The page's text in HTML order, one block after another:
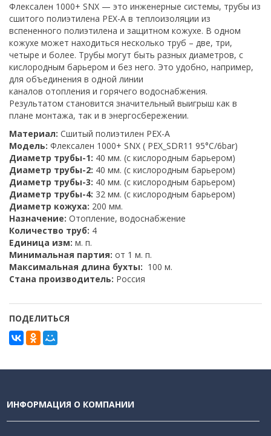
Флексален 1000+ SNX — это инженерные системы, трубы из
сшитого полиэтилена PEX-A в теплоизоляции из
вспененного полиэтилена и защитном кожухе. В одном
кожухе может находиться несколько труб – две, три,
четыре и более. Трубы могут быть разных диаметров, с
кислородным барьером и без него. Это удобно, например,
для объединения в одной линии
каналов отопления и горячего водоснабжения.
Результатом становится значительный выигрыш как в
плане монтажа, так и в энергосбережении.
Материал: Сшитый полиэтилен PEX-A
Модель: Флексален 1000+ SNX ( PEX_SDR11 95°C/6bar)
Диаметр трубы-1: 40 мм. (с кислородным барьером)
Диаметр трубы-2: 40 мм. (с кислородным барьером)
Диаметр трубы-3: 40 мм. (с кислородным барьером)
Диаметр трубы-4: 32 мм. (с кислородным барьером)
Диаметр кожуха: 200 мм.
Назначение: Отопление, водоснабжение
Количество труб: 4
Единица изм: м. п.
Минимальная партия: от 1 м. п.
Максимальная длина бухты: 100 м.
Стана производитель: Россия
ПОДЕЛИТЬСЯ
ИНФОРМАЦИЯ О КОМПАНИИ